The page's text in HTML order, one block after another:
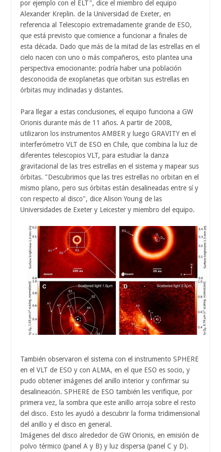
por ejemplo con el ELT", dice el miembro del equipo
Alexander Kreplin. de la Universidad de Exeter, en
referencia al Telescopio extremadamente grande de ESO,
que está previsto que comience a funcionar a finales de
esta década. Dado que más de la mitad de las estrellas en el
cielo nacen con uno o más compañeros, esto plantea una
perspectiva emocionante: podría haber una población
desconocida de exoplanetas que orbitan sus estrellas en
órbitas muy inclinadas y distantes.
Para llegar a estas conclusiones, el equipo funciona a GW
Orionis durante más de 11 años. A partir de 2008,
utilizaron los instrumentos AMBER y luego GRAVITY en el
interferómetro VLT de ESO en Chile, que combina la luz de
diferentes telescopios VLT, para estudiar la danza
gravitacional de las tres estrellas en el sistema y mapear sus
órbitas. "Descubrimos que las tres estrellas no orbitan en el
mismo plano, pero sus órbitas están desalineadas entre sí y
con respecto al disco", dice Alison Young de las
Universidades de Exeter y Leicester y miembro del equipo.
También observaron el sistema con el instrumento SPHERE
en el VLT de ESO y con ALMA, en el que ESO es socio, y
pudo obtener imágenes del anillo interior y confirmar su
desalineación. SPHERE de ESO también les verifique, por
primera vez, la sombra que este anillo arroja sobre el resto
del disco. Esto les ayudó a descubrir la forma tridimensional
del anillo y el disco en general.
Imágenes del disco alrededor de GW Orionis, en emisión de
polvo térmico (panel A y B) y luz dispersa (panel C y D).